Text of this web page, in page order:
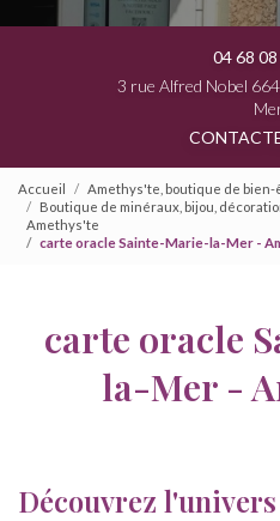
04 68
3 rue Alfred Nobel
Accueil
Amethys'te, boutique de
Boutique de minéraux, bijou,
Amethys'te
carte oracle Sainte-Marie-la-Mer -
carte oracle
la-Mer -
Découvrez